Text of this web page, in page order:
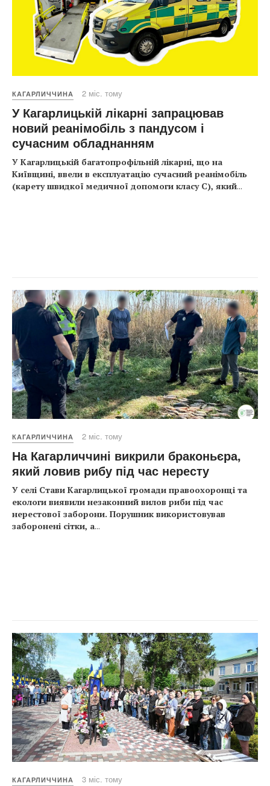
КАГАРЛИЧЧИНА 2 міс. тому
У Кагарлицькій лікарні запрацював
новий реанімобіль з пандусом і
сучасним обладнанням
У Кагарлицькій багатопрофільній лікарні, що на
Київщині, ввели в експлуатацію сучасний реанімобіль
(карету швидкої медичної допомоги класу С), який...
КАГАРЛИЧЧИНА 2 міс. тому
На Кагарличчині викрили браконьєра,
який ловив рибу під час нересту
У селі Стави Кагарлицької громади правоохоронці та
екологи виявили незаконний вилов риби під час
нерестової заборони. Порушник використовував
заборонені сітки, а...
КАГАРЛИЧЧИНА 3 міс. тому